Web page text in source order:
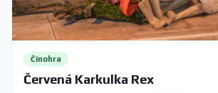
Činohra
Červená Karkulka Rex